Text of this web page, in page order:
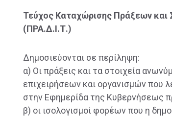
Τεύχος Καταχώρισης Πράξεων και
(ΠΡΑ.Δ.Ι.Τ.)
Δημοσιεύονται σε περίληψη:
α) Οι πράξεις και τα στοιχεία
επιχειρήσεων και οργανισμών που
στην Εφημερίδα της Κυβερνήσεως
β) οι ισολογισμοί φορέων που η